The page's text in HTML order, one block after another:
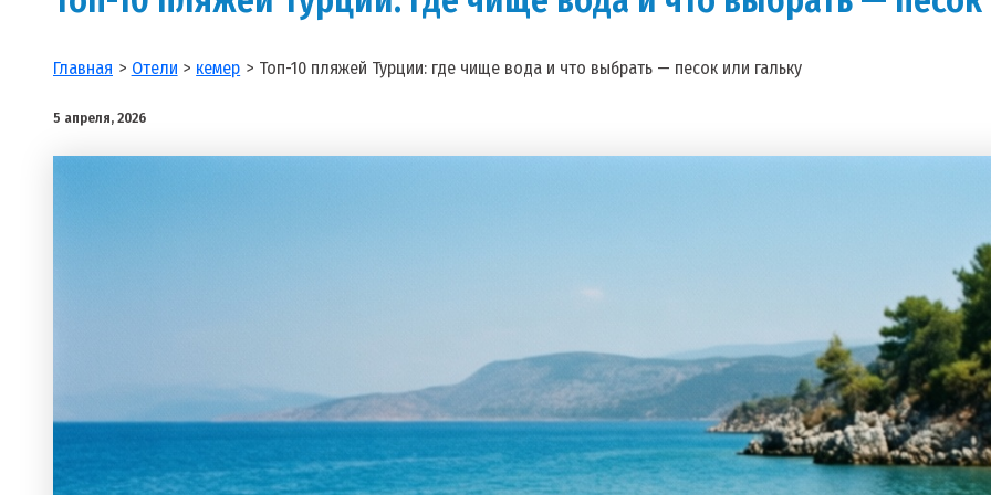
Главная Отели кемер Топ-10 пляжей Турции: где чище вода и что выбрать — песок или гальку
5 апреля, 2026